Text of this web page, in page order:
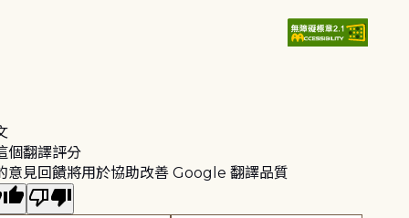
個翻譯評分
意見回饋將用於協助改善 Google 翻譯品質